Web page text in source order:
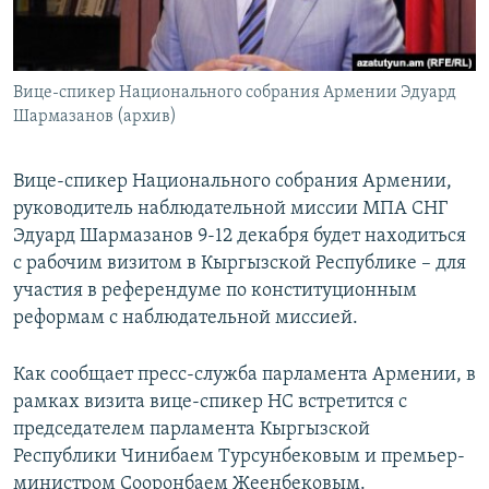
English
Русский
Все сайты Радио Азатутюн
Вице-спикер Национального собрания Армении Эдуард
Шармазанов (архив)
Вице-спикер Национального собрания Армении,
руководитель наблюдательной миссии МПА СНГ
Эдуард Шармазанов 9-12 декабря будет находиться
с рабочим визитом в Кыргызской Республике – для
участия в референдуме по конституционным
реформам с наблюдательной миссией.
Как сообщает пресс-служба парламента Армении, в
рамках визита вице-спикер НС встретится с
председателем парламента Кыргызской
Республики Чинибаем Турсунбековым и премьер-
министром Сооронбаем Жеенбековым.